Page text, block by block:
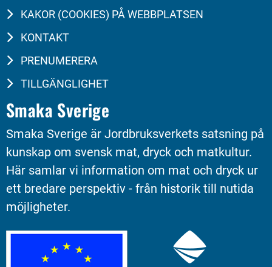
KAKOR (COOKIES) PÅ WEBBPLATSEN
KONTAKT
PRENUMERERA
TILLGÄNGLIGHET
Smaka Sverige
Smaka Sverige är Jordbruksverkets satsning på
kunskap om svensk mat, dryck och matkultur.
Här samlar vi information om mat och dryck ur
ett bredare perspektiv - från historik till nutida
möjligheter.